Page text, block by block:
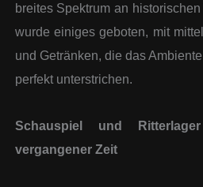
breites Spektrum an
wurde einiges geboten, mit
und Getränken, die das
perfekt unterstrichen.
Schauspiel und
vergangener Zeit